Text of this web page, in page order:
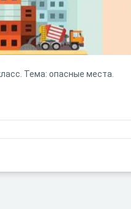
Тема: опасные места.